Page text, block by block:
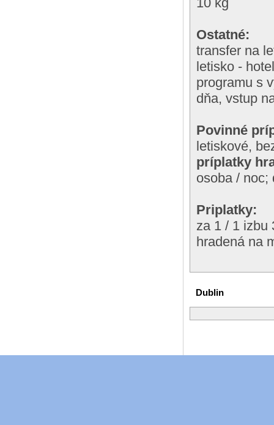
Ostatné:
transfer na
letisko -
programu s
dňa, vstup
Povinné
letiskové,
príplatky
osoba / noc;
Priplatky:
za 1 / 1 izbu
hradená na
Dublin